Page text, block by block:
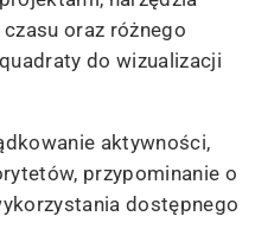
oraz różnego
do wizualizacji
aktywności,
przypominanie o
dostępnego